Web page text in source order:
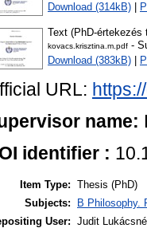
Download (314kB)
Text (PhD-értekezés
kovacs.krisztina.m.pdf -
Download (383kB)
URL:
name:
identifier :
Item Type: Thesis (PhD)
Subjects:
B Philosophy.
User: Judit